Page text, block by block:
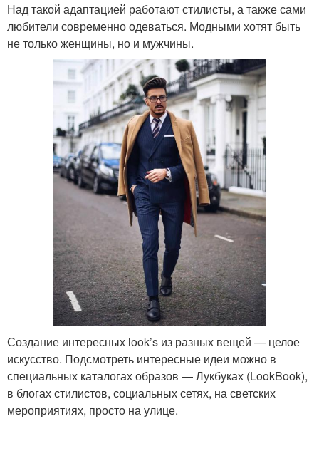
Над такой адаптацией работают стилисты, а также сами
любители современно одеваться. Модными хотят быть
не только женщины, но и мужчины.
Создание интересных look’s из разных вещей — целое
искусство. Подсмотреть интересные идеи можно в
специальных каталогах образов — Лукбуках (LookBook),
в блогах стилистов, социальных сетях, на светских
мероприятиях, просто на улице.